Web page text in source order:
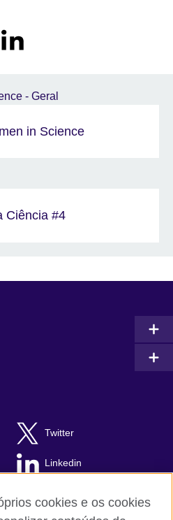
in Science
Ciência #4
Twitter
Linkedin
cookies e os cookies